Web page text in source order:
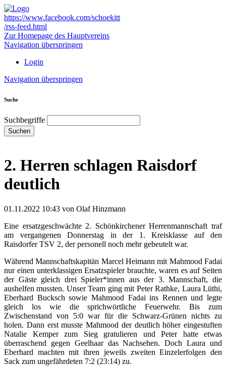
https://www.facebook.com/schoekitt
/rss-feed.html
Zur Homepage des Hauptvereins
Navigation überspringen
Login
Navigation überspringen
Suche
Suchbegriffe
Suchen
2. Herren schlagen Raisdorf
deutlich
01.11.2022 10:43 von Olaf Hinzmann
Eine ersatzgeschwächte 2. Schönkirchener Herrenmannschaft traf
am vergangenen Donnerstag in der 1. Kreisklasse auf den
Raisdorfer TSV 2, der personell noch mehr gebeutelt war.
Während Mannschaftskapitän Marcel Heimann mit Mahmood Fadai
nur einen unterklassigen Ersatzspieler brauchte, waren es auf Seiten
der Gäste gleich drei Spieler*innen aus der 3. Mannschaft, die
aushelfen mussten. Unser Team ging mit Peter Rathke, Laura Lüthi,
Eberhard Bucksch sowie Mahmood Fadai ins Rennen und legte
gleich los wie die sprichwörtliche Feuerwehr. Bis zum
Zwischenstand von 5:0 war für die Schwarz-Grünen nichts zu
holen. Dann erst musste Mahmood der deutlich höher eingestuften
Natalie Kemper zum Sieg gratulieren und Peter hatte etwas
überraschend gegen Geelhaar das Nachsehen. Doch Laura und
Eberhard machten mit ihren jeweils zweiten Einzelerfolgen den
Sack zum ungefährdeten 7:2 (23:14) zu.